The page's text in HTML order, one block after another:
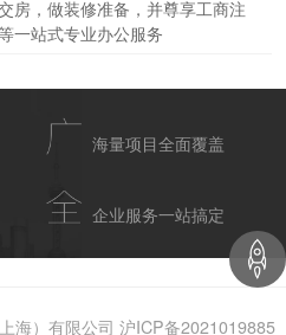
房，做装修准备，并尊享工商注
一站式专业办公服务
海量项目全面覆盖
企业服务一站搞定
海）有限公司 沪ICP备2021019885